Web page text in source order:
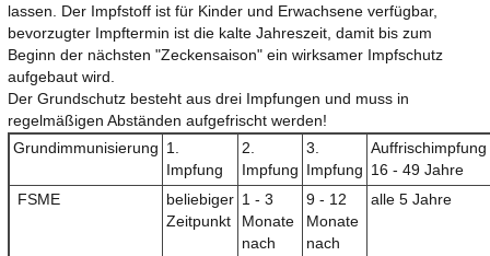
lassen. Der Impfstoff ist für Kinder und Erwachsene verfügbar,
bevorzugter Impftermin ist die kalte Jahreszeit, damit bis zum
Beginn der nächsten "Zeckensaison" ein wirksamer Impfschutz
aufgebaut wird.
Der Grundschutz besteht aus drei Impfungen und muss in
regelmäßigen Abständen aufgefrischt werden!
Grundimmunisierung 1.
Impfung
2.
Impfung
3.
Impfung
Auffrischimpfung
16 - 49 Jahre
FSME
beliebiger
Zeitpunkt
1 - 3
Monate
nach
9 - 12
Monate
nach
alle 5 Jahre